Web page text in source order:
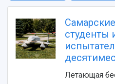
студенты
Летающая